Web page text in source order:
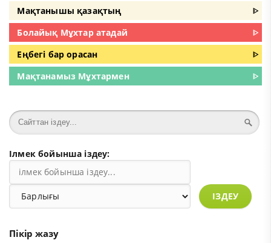
Мақтанышы қазақтың
ᐈ
Болайық Мұхтар атадай
ᐈ
Еңбегі бар орасан
ᐈ
Мақтанамыз Мұхтармен
ᐈ
Ілмек бойынша іздеу:
ІЗДЕУ
Пікір жазу